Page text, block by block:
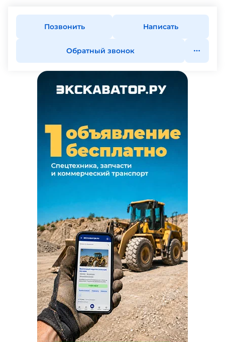
Позвонить Написать
Обратный звонок